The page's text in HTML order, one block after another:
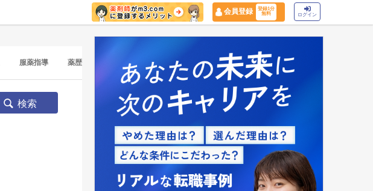
会員登録
登録1分
無料
ログイン
服薬指導 薬歴 マイナ保険証
検索